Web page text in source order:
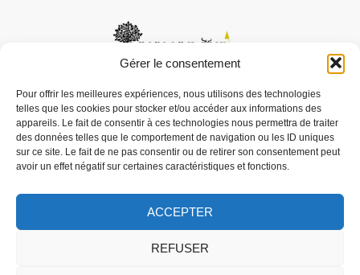
Gérer le consentement
Pour offrir les meilleures expériences, nous utilisons des technologies
telles que les cookies pour stocker et/ou accéder aux informations des
appareils. Le fait de consentir à ces technologies nous permettra de traiter
des données telles que le comportement de navigation ou les ID uniques
sur ce site. Le fait de ne pas consentir ou de retirer son consentement peut
avoir un effet négatif sur certaines caractéristiques et fonctions.
ACCEPTER
REFUSER
Mairie de Boismorand
Rue de la mairie
45290 BOISMORAND
Nous contacter
Horaires d'ouverture
Mme PRESSOIR Christelle vous accueille: